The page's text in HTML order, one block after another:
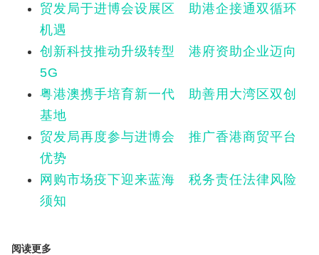
贸发局于进博会设展区 助港企接通双循环
机遇
创新科技推动升级转型 港府资助企业迈向
5G
粤港澳携手培育新一代 助善用大湾区双创
基地
贸发局再度参与进博会 推广香港商贸平台
优势
网购市场疫下迎来蓝海 税务责任法律风险
须知
阅读更多